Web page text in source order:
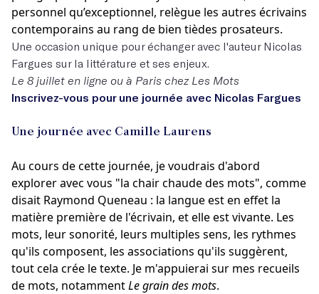
personnel qu’exceptionnel, relègue les autres écrivains
contemporains au rang de bien tièdes prosateurs.
Une occasion unique pour échanger avec l'auteur Nicolas
Fargues sur la littérature et ses enjeux.
Le 8 juillet en ligne ou à Paris chez Les Mots
Inscrivez-vous pour une journée avec Nicolas Fargues
Une journée avec Camille Laurens
Au cours de cette journée, je voudrais d'abord
explorer avec vous "la chair chaude des mots", comme
disait Raymond Queneau : la langue est en effet la
matière première de l'écrivain, et elle est vivante. Les
mots, leur sonorité, leurs multiples sens, les rythmes
qu'ils composent, les associations qu'ils suggèrent,
tout cela crée le texte. Je m'appuierai sur mes recueils
de mots, notammentLe grain des mots.